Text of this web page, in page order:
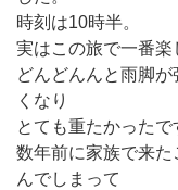
時刻は10時半。
実はこの旅で一番
どんどんんと雨脚
くなり
とても重たかったで
数年前に家族で来
んでしまって